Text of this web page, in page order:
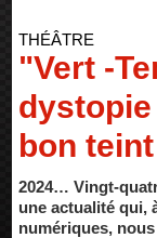
THÉÂTRE
"Vert -
bon
2024… Vingt-
une actualité qui,
numériques,